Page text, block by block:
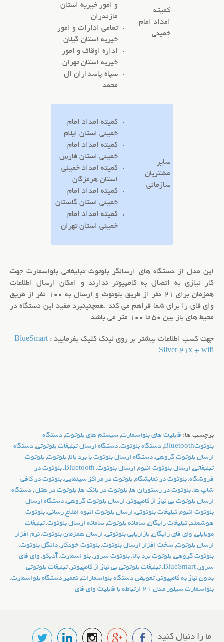
کمیته
امداد امام
خمینی
و امور خیریه استان
مازندران
تمامی ادارات و امور
خیریه استان گیلان
اداره اوقاف و امور
خیریه استان تهران
سپاه پاسداران ال
محمد
سایر
مشتریان
سازمانی
کمیته امداد امام
خمینی استان ایلام
کمیته امداد امام
خمینی استان فارس
کمیته امداد خمینی
استان هرمزگان
کمیته امداد امام
خمینی استان گلستان
کمیته امداد امام
خمینی استان تهران
این مدل از دستگاه های ارسالگر بلوتوث تبلیغاتیبلواسمارت جهت
کار نیازی به اتصال به کامپیوتر ندارند و امکان
ارسال اطلاعات
همزمانبرای 21 نفر از طریق بلوتوث و ارسال به 100 نفر
از طریق
وای فای را برای شما فراهم می کند .همچنینبرد مفید این دستگاه در
محیط های باز بین 50 تا 100 متر می باشد
جهت کسب اطلاعات بیشتر بر روی لینک کلیک بفرمایید :BlueSmart
Silver 21x + wifi
برچسب ها: قابلیت های بلواسمارت, سیستم های بلوتوث, دستگاه
بلوتوثBluetooth
, دستگاه بلوتوث, دستگاه ارسال تبلیغات بلوتوثی, دستگاه
ارسال بلوتوث گروهی, دستگاه ارسال بلوتوث با برد بالا, بلوتوث, بلوتوث
تبلیغاتی, ارسال بلوتوث انبوه, ارسال بلوتوث,
Bluetooth
, بلوتوث در
فروشگاه, بلوتوث در نمابشگاه, بلوتوث در مراکز سینمایی, بلوتوث در كافي
شاپ ها, بلوتوث در رستوران ها, بلوتوث در بانک ها, بلوتوث در هتل , دستگاه
ارسال بلوتوث بی نیاز از کامپیوتر , ارسال بلوتوث گروهی, دستگاه ارسال
بلوتوث انبوه, تبلیغات بلوتوثی, ارسال بلوتوث انبوه اطلاع رسانی, بلوتوث
هوشمند, تبلیغات رایگان, سامانه بلوتوث, سامانه ارسال بلوتوث, تبلیغات
موبایلی, وای فای رایگان, بازاریابی بلوتوثی, ارسال همزمان بلوتوث, نرم افزار
ارسال بلوتوث, سخت افزار ارسال بلوتوث, بلوتوث خودکار , دانگل بلوتوث,
بلوتوث گروهی, بلوتوث برد بالا, بلوتوث سرور , بلو اسمارت, آدیکو, وای فای
سرور ,
BlueSmart
, تبلیغات بلوتوثی بی نیاز از کامپیوتر , تبلیغات بلوتوثی
بدون نیاز به کامپیوتر , تعویض دستگاه بلواسمارات, تعمیر دستگاه بلواسمارت,
بلواسمارت سیلور مدل 21 ارتباطه با قابلیت وای فای
ما را دنبال کنید